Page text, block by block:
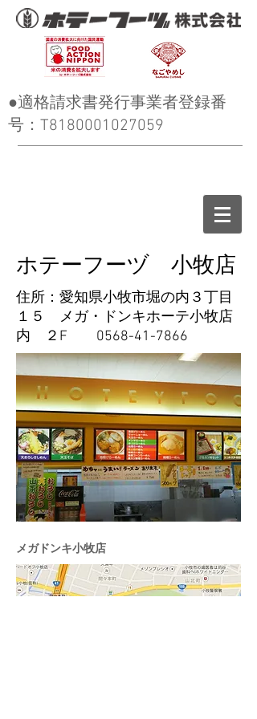
●適格請求書発行事業者登録番
号：T8180001027059
ホテーフーヅ 小牧店
住所：愛知県小牧市堀の内３丁目
１５ メガ・ドンキホーテ小牧店
内 ２F
0568-41-7866
メガドンキ小牧店